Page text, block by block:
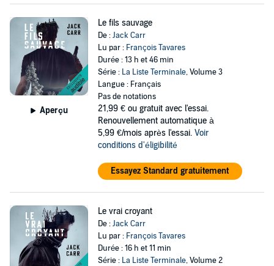
Aperçu
Le fils sauvage
De :Jack Carr
Lu par : François Tavares
Durée : 13 h et 46 min
Série : La Liste Terminale, Volume 3
Langue : Français
Pas de notations
21,99 € ou gratuit avec l'essai.
Renouvellement automatique à
5,99 €/mois après l'essai. Voir
conditions d'éligibilité
Essayez Standard gratuitement
Le vrai croyant
De :Jack Carr
Lu par : François Tavares
Durée : 16 h et 11 min
Série : La Liste Terminale, Volume 2